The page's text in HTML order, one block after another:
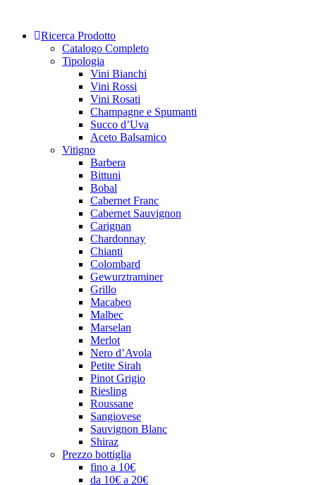
content Ricerca Prodotto
Catalogo Completo
Tipologia
Vini Bianchi
Vini Rossi
Vini Rosati
Champagne e Spumanti
Succo d’Uva
Aceto Balsamico
Vitigno
Barbera
Bittuni
Bobal
Cabernet Franc
Cabernet Sauvignon
Carignan
Chardonnay
Chianti
Colombard
Gewurztraminer
Grillo
Macabeo
Malbec
Marselan
Merlot
Nero d’Avola
Petite Sirah
Pinot Grigio
Riesling
Roussane
Sangiovese
Sauvignon Blanc
Shiraz
Prezzo bottiglia
fino a 10€
da 10€ a 20€